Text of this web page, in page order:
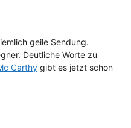
geile Sendung.
Deutliche Worte zu
Carthy gibt es jetzt schon